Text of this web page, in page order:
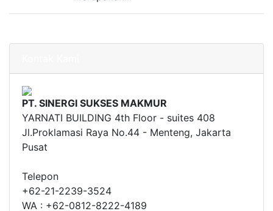
PT. SINERGI SUKSES MAKMUR
YARNATI BUILDING 4th Floor - suites 408
Jl.Proklamasi Raya No.44 - Menteng, Jakarta
Pusat
Telepon
+62-21-2239-3524
WA : +62-0812-8222-4189